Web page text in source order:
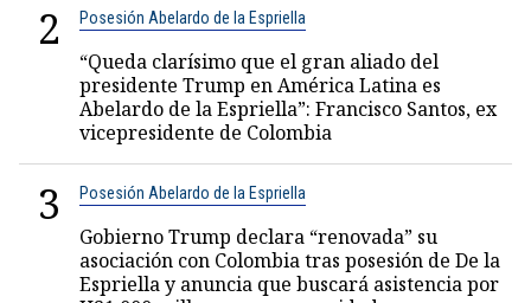
2 Posesión Abelardo de la Espriella
“Queda clarísimo que el gran aliado del
presidente Trump en América Latina es
Abelardo de la Espriella”: Francisco Santos, ex
vicepresidente de Colombia
3 Posesión Abelardo de la Espriella
Gobierno Trump declara “renovada” su
asociación con Colombia tras posesión de De la
Espriella y anuncia que buscará asistencia por